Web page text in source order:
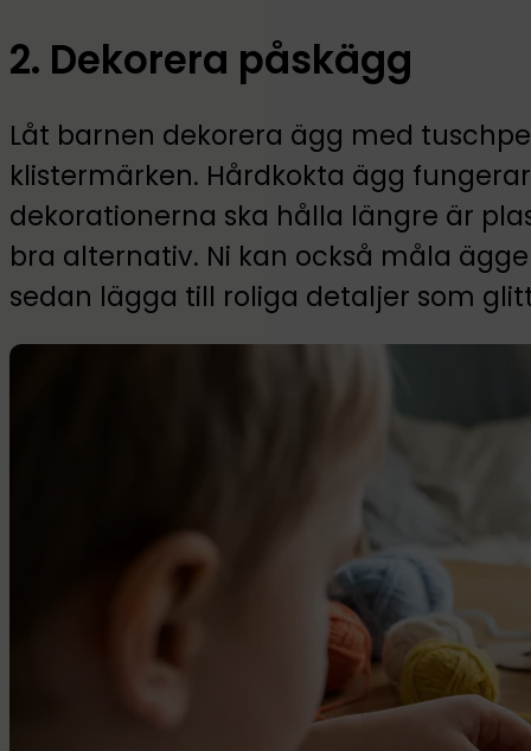
2. Dekorera påskägg
Låt barnen dekorera ägg med
klistermärken. Hårdkokta ägg
dekorationerna ska hålla längre är
bra alternativ. Ni kan också måla
sedan lägga till roliga detaljer som